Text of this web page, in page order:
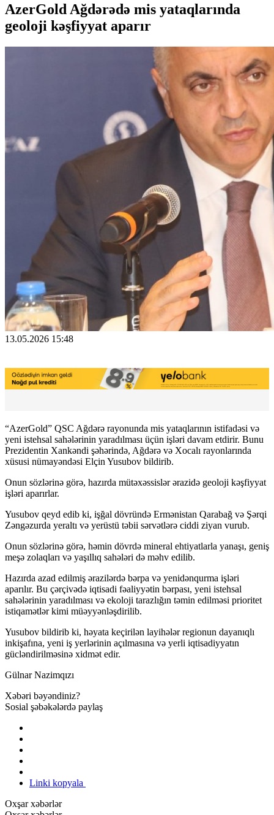
AzerGold Ağdərədə mis yataqlarında
geoloji kəşfiyyat aparır
13.05.2026 15:48
“AzerGold” QSC Ağdərə rayonunda mis yataqlarının istifadəsi və
yeni istehsal sahələrinin yaradılması üçün işləri davam etdirir. Bunu
Prezidentin Xankəndi şəhərində, Ağdərə və Xocalı rayonlarında
xüsusi nümayəndəsi Elçin Yusubov bildirib.
Onun sözlərinə görə, hazırda mütəxəssislər ərazidə geoloji kəşfiyyat
işləri aparırlar.
Yusubov qeyd edib ki, işğal dövründə Ermənistan Qarabağ və Şərqi
Zəngəzurda yeraltı və yerüstü təbii sərvətlərə ciddi ziyan vurub.
Onun sözlərinə görə, həmin dövrdə mineral ehtiyatlarla yanaşı, geniş
meşə zolaqları və yaşıllıq sahələri də məhv edilib.
Hazırda azad edilmiş ərazilərdə bərpa və yenidənqurma işləri
aparılır. Bu çərçivədə iqtisadi fəaliyyətin bərpası, yeni istehsal
sahələrinin yaradılması və ekoloji tarazlığın təmin edilməsi prioritet
istiqamətlər kimi müəyyənləşdirilib.
Yusubov bildirib ki, həyata keçirilən layihələr regionun dayanıqlı
inkişafına, yeni iş yerlərinin açılmasına və yerli iqtisadiyyatın
gücləndirilməsinə xidmət edir.
Gülnar Nazimqızı
Xəbəri bəyəndiniz?
Sosial şəbəkələrdə paylaş
Linki kopyala
Oxşar xəbərlər